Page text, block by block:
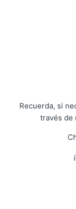
Recuerda, si
través de